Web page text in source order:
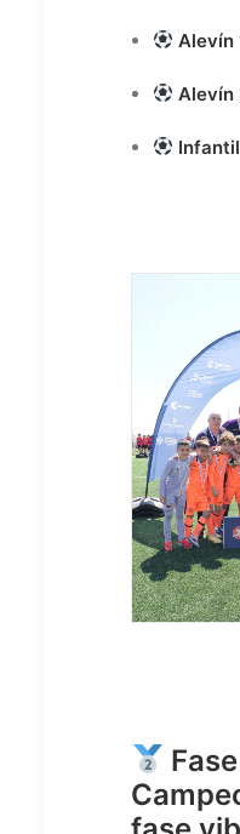
Alevín
Alevín
Infantil